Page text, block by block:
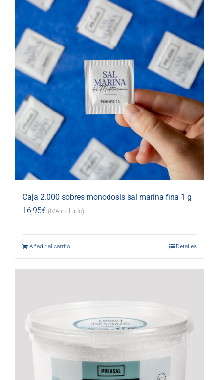
Caja 2.000 sobres monodosis sal marina fina 1 g
16,95€ (IVA incluido)
Añadir al carrito Detalles